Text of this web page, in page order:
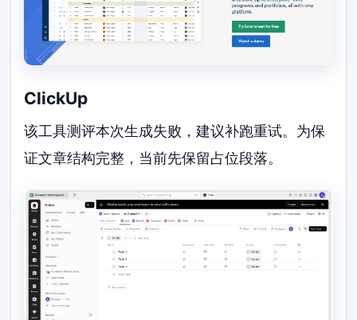
ClickUp
该工具测评本次生成失败，建议补跑重试。为保
证文章结构完整，当前先保留占位段落。